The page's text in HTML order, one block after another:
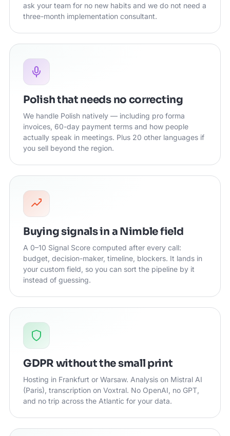
ask your team for no new habits and we do not need a
three-month implementation consultant.
Polish that needs no correcting
We handle Polish natively — including pro forma
invoices, 60-day payment terms and how people
actually speak in meetings. Plus 20 other languages if
you sell beyond the region.
Buying signals in a Nimble field
A 0–10 Signal Score computed after every call:
budget, decision-maker, timeline, blockers. It lands in
your custom field, so you can sort the pipeline by it
instead of guessing.
GDPR without the small print
Hosting in Frankfurt or Warsaw. Analysis on Mistral AI
(Paris), transcription on Voxtral. No OpenAI, no GPT,
and no trip across the Atlantic for your data.